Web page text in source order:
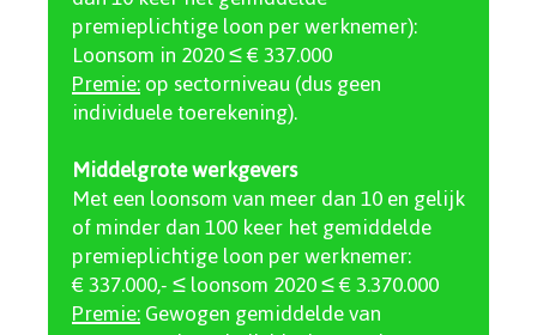
premieplichtige loon per werknemer):
Loonsom in 2020 ≤ € 337.000
Premie:op sectorniveau (dus geen
individuele toerekening).
Middelgrote werkgevers
Met een loonsom van meer dan 10 en gelijk
of minder dan 100 keer het gemiddelde
premieplichtige loon per werknemer:
€ 337.000,- ≤ loonsom 2020 ≤ € 3.370.000
Premie:Gewogen gemiddelde van